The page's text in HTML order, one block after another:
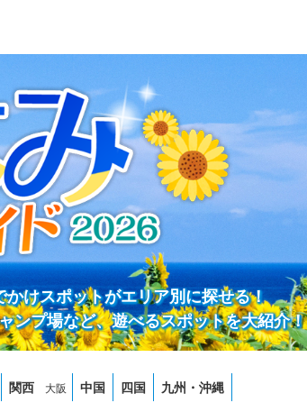
けスポットがエリア別に探せる！
ンプ場など、遊べるスポットを大紹介！
関西 大阪 中国 四国 九州・沖縄